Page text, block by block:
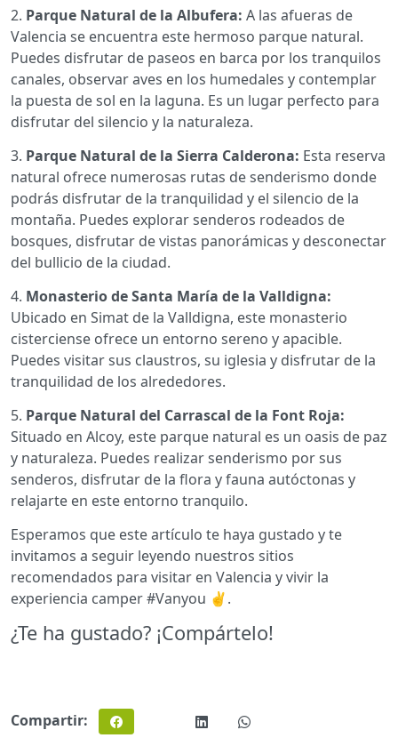
2. Parque Natural de la Albufera: A las afueras de
Valencia se encuentra este hermoso parque natural.
Puedes disfrutar de paseos en barca por los tranquilos
canales, observar aves en los humedales y contemplar
la puesta de sol en la laguna. Es un lugar perfecto para
disfrutar del silencio y la naturaleza.
3. Parque Natural de la Sierra Calderona: Esta reserva
natural ofrece numerosas rutas de senderismo donde
podrás disfrutar de la tranquilidad y el silencio de la
montaña. Puedes explorar senderos rodeados de
bosques, disfrutar de vistas panorámicas y desconectar
del bullicio de la ciudad.
4. Monasterio de Santa María de la Valldigna:
Ubicado en Simat de la Valldigna, este monasterio
cisterciense ofrece un entorno sereno y apacible.
Puedes visitar sus claustros, su iglesia y disfrutar de la
tranquilidad de los alrededores.
5. Parque Natural del Carrascal de la Font Roja:
Situado en Alcoy, este parque natural es un oasis de paz
y naturaleza. Puedes realizar senderismo por sus
senderos, disfrutar de la flora y fauna autóctonas y
relajarte en este entorno tranquilo.
Esperamos que este artículo te haya gustado y te
invitamos a seguir leyendo nuestros sitios
recomendados para visitar en Valencia y vivir la
experiencia camper #Vanyou ✌️.
¿Te ha gustado? ¡Compártelo!
Compartir: